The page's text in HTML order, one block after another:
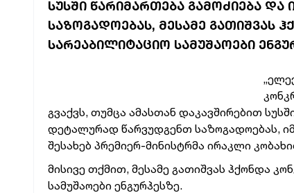
ᲡᲣᲡᲨᲘ ᲬᲐᲠᲘᲛᲐᲠᲗᲔᲑᲐ ᲒᲐᲛᲝᲫᲘᲔᲑᲐ
ᲡᲐᲖᲝᲒᲐᲓᲝᲔᲑᲐᲡ, ᲛᲔᲡᲐᲛᲔ ᲒᲐᲗᲘᲨᲕᲐᲡ
ᲡᲐᲠᲔᲐᲑᲘᲚᲘᲢᲐᲪᲘᲝ ᲡᲐᲛᲣᲨᲐᲝᲔᲑᲘ
გვაქვს, თუმცა ამასთან დაკავშირებით
დეტალურად წარვუდგენთ საზოგადოებას,
შესახებ პრემიერ-მინისტრმა ირაკლი
მისივე თქმით, მესამე გათიშვას ჰქონდა
სამუშაოები ენგურჰესზე.